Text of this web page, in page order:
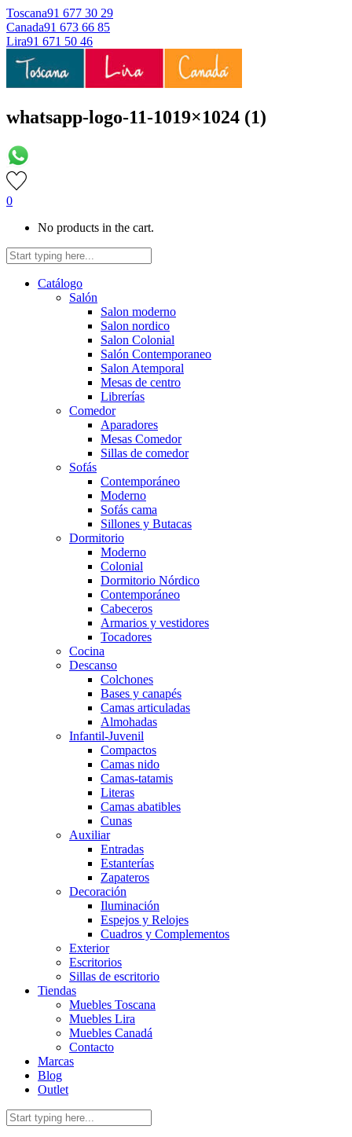
Toscana91 677 30 29
Canada91 673 66 85
Lira91 671 50 46
whatsapp-logo-11-1019×1024 (1)
0
No products in the cart.
Catálogo
Salón
Salon moderno
Salon nordico
Salon Colonial
Salón Contemporaneo
Salon Atemporal
Mesas de centro
Librerías
Comedor
Aparadores
Mesas Comedor
Sillas de comedor
Sofás
Contemporáneo
Moderno
Sofás cama
Sillones y Butacas
Dormitorio
Moderno
Colonial
Dormitorio Nórdico
Contemporáneo
Cabeceros
Armarios y vestidores
Tocadores
Cocina
Descanso
Colchones
Bases y canapés
Camas articuladas
Almohadas
Infantil-Juvenil
Compactos
Camas nido
Camas-tatamis
Literas
Camas abatibles
Cunas
Auxiliar
Entradas
Estanterías
Zapateros
Decoración
Iluminación
Espejos y Relojes
Cuadros y Complementos
Exterior
Escritorios
Sillas de escritorio
Tiendas
Muebles Toscana
Muebles Lira
Muebles Canadá
Contacto
Marcas
Blog
Outlet